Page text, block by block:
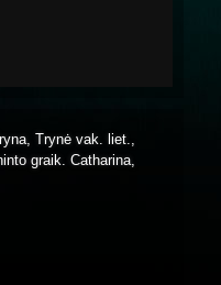
Trynė vak. liet.,
graik. Catharina,